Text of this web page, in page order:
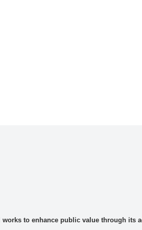
to enhance public value through its